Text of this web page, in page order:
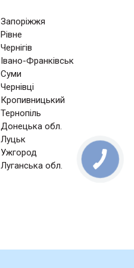
Запоріжжя
Рівне
Чернігів
Івано-Франківськ
Суми
Чернівці
Кропивницький
Тернопіль
Донецька обл.
Луцьк
Ужгород
Луганська обл.